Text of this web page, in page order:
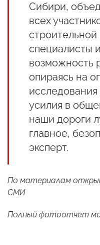
Сибири,
всех
специалисты
возможность
опираясь на
усилия в
наши дороги
главное,
эксперт.
По материалам
СМИ
Полный фотоотчет